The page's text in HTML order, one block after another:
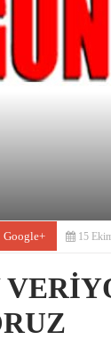
Google+ 15